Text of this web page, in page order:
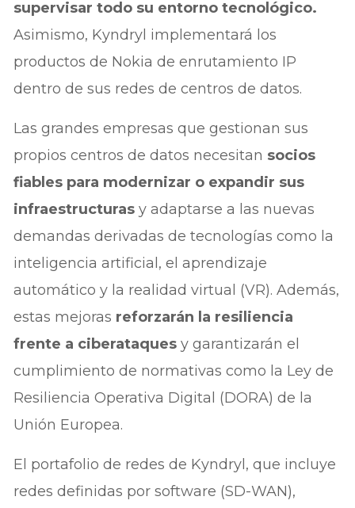
supervisar todo su entorno tecnológico.
Asimismo, Kyndryl implementará los
productos de Nokia de enrutamiento IP
dentro de sus redes de centros de datos.
Las grandes empresas que gestionan sus
propios centros de datos necesitan socios
fiables para modernizar o expandir sus
infraestructuras y adaptarse a las nuevas
demandas derivadas de tecnologías como la
inteligencia artificial, el aprendizaje
automático y la realidad virtual (VR). Además,
estas mejoras reforzarán la resiliencia
frente a ciberataquesy garantizarán el
cumplimiento de normativas como la Ley de
Resiliencia Operativa Digital (DORA) de la
Unión Europea.
El portafolio de redes de Kyndryl, que incluye
redes definidas por software (SD-WAN),